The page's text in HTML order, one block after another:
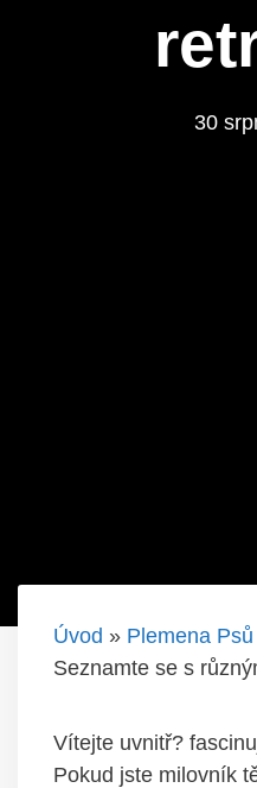
30
Úvod » Plemena Psů
Seznamte se s
Vítejte uvnitř?
Pokud jste milovník